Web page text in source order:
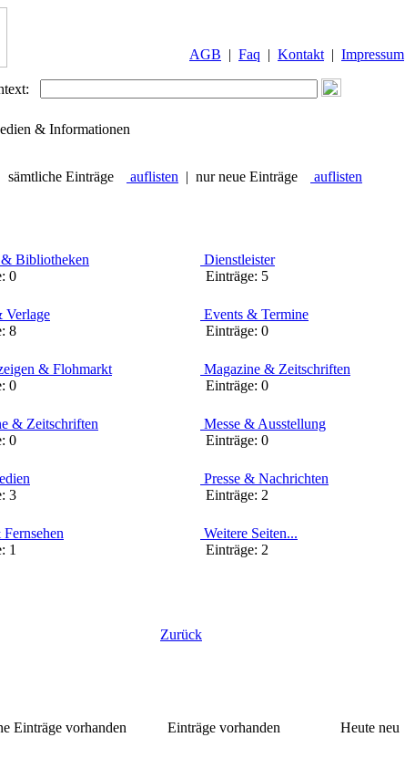
AGB | Faq | Kontakt | Impressum
& Informationen
sämtliche Einträge auflisten | nur neue Einträge auflisten
Bibliotheken
0
Dienstleister
Einträge: 5
Verlage
8
Events & Termine
Einträge: 0
& Flohmarkt
0
Magazine & Zeitschriften
Einträge: 0
& Zeitschriften
0
Messe & Ausstellung
Einträge: 0
3
Presse & Nachrichten
Einträge: 2
1
Weitere Seiten...
Einträge: 2
Zurück
Einträge vorhanden Einträge vorhanden Heute neu